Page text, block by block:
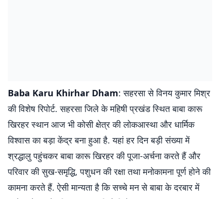
Baba Karu Khirhar Dham: सहरसा से विनय कुमार मिश्र
की विशेष रिपोर्ट. सहरसा जिले के महिषी प्रखंड स्थित बाबा कारू
खिरहर स्थान आज भी कोसी क्षेत्र की लोकआस्था और धार्मिक
विश्वास का बड़ा केंद्र बना हुआ है. यहां हर दिन बड़ी संख्या में
श्रद्धालु पहुंचकर बाबा कारू खिरहर की पूजा-अर्चना करते हैं और
परिवार की सुख-समृद्धि, पशुधन की रक्षा तथा मनोकामना पूर्ण होने की
कामना करते हैं. ऐसी मान्यता है कि सच्चे मन से बाबा के दरबार में